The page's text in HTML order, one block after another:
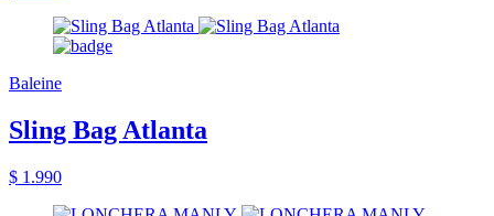
Baleine
Sling Bag Atlanta
$ 1.990